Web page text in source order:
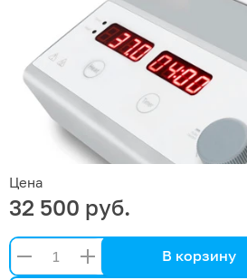
Цена
32 500 руб.
В корзину